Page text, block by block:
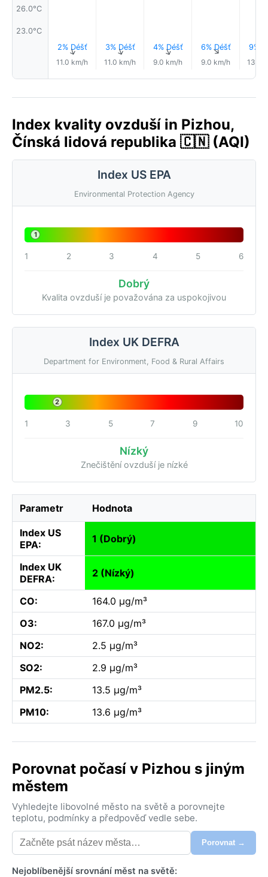
26.0°C
23.0°C
2% Déšť
↑
11.0 km/h
3% Déšť
↑
11.0 km/h
4% Déšť
↑
9.0 km/h
6% Déšť
↑
9.0 km/h
9%
13.0
Index kvality ovzduší in Pizhou,
Čínská lidová republika 🇨🇳 (AQI)
Index US EPA
Environmental Protection Agency
1
1 2 3 4 5 6
Dobrý
Kvalita ovzduší je považována za uspokojivou
Index UK DEFRA
Department for Environment, Food & Rural Affairs
2
1 3 5 7 9 10
Nízký
Znečištění ovzduší je nízké
Parametr Hodnota
Index US
EPA:
1 (Dobrý)
Index UK
DEFRA:
2 (Nízký)
CO:
164.0 µg/m³
O3:
167.0 µg/m³
NO2:
2.5 µg/m³
SO2:
2.9 µg/m³
PM2.5:
13.5 µg/m³
PM10:
13.6 µg/m³
Porovnat počasí v Pizhou s jiným
městem
Vyhledejte libovolné město na světě a porovnejte
teplotu, podmínky a předpověď vedle sebe.
Porovnat →
Nejoblíbenější srovnání měst na světě: